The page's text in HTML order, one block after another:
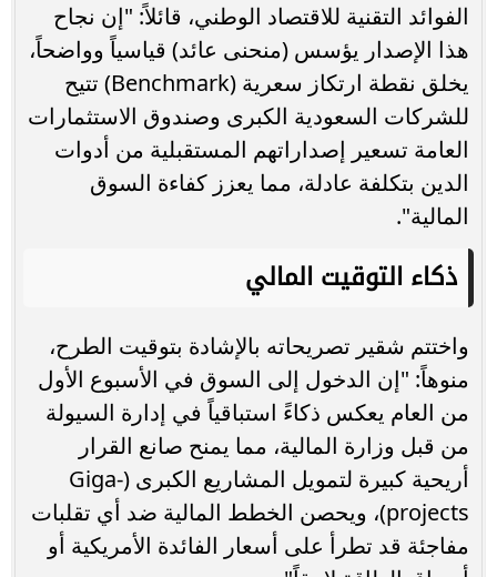
الفوائد التقنية للاقتصاد الوطني، قائلاً: "إن نجاح
هذا الإصدار يؤسس (منحنى عائد) قياسياً وواضحاً،
يخلق نقطة ارتكاز سعرية (Benchmark) تتيح
للشركات السعودية الكبرى وصندوق الاستثمارات
العامة تسعير إصداراتهم المستقبلية من أدوات
الدين بتكلفة عادلة، مما يعزز كفاءة السوق
المالية".
ذكاء التوقيت المالي
واختتم شقير تصريحاته بالإشادة بتوقيت الطرح،
منوهاً: "إن الدخول إلى السوق في الأسبوع الأول
من العام يعكس ذكاءً استباقياً في إدارة السيولة
من قبل وزارة المالية، مما يمنح صانع القرار
أريحية كبيرة لتمويل المشاريع الكبرى (Giga-
projects)، ويحصن الخطط المالية ضد أي تقلبات
مفاجئة قد تطرأ على أسعار الفائدة الأمريكية أو